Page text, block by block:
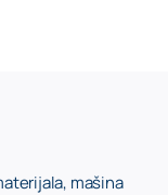
mašina